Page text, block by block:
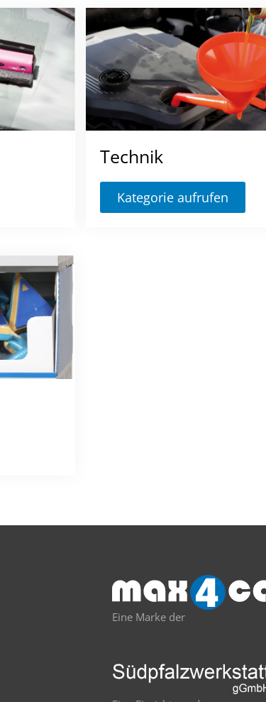
Technik
Kategorie aufrufen
Eine Marke der